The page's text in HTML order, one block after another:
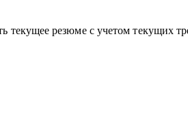
текущее резюме с учетом текущих